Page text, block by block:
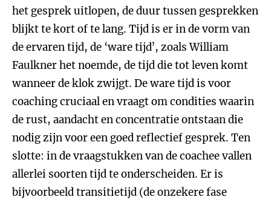
het gesprek uitlopen, de duur tussen gesprekken
blijkt te kort of te lang. Tijd is er in de vorm van
de ervaren tijd, de ‘ware tijd’, zoals William
Faulkner het noemde, de tijd die tot leven komt
wanneer de klok zwijgt. De ware tijd is voor
coaching cruciaal en vraagt om condities waarin
de rust, aandacht en concentratie ontstaan die
nodig zijn voor een goed reflectief gesprek. Ten
slotte: in de vraagstukken van de coachee vallen
allerlei soorten tijd te onderscheiden. Er is
bijvoorbeeld transitietijd (de onzekere fase